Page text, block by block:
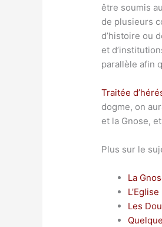
être soumis
de plusieurs
d’histoire ou
et
parallèle afin
Traitée
dogme, on
et la Gnose,
Plus sur le
La
Les